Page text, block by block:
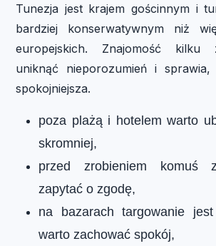
Tunezja jest krajem gościnnym i
bardziej konserwatywnym niż
europejskich. Znajomość kilku
uniknąć nieporozumień i
spokojniejsza.
poza plażą i hotelem warto
skromniej,
przed zrobieniem komuś
zapytać o zgodę,
na bazarach targowanie
warto zachować spokój,